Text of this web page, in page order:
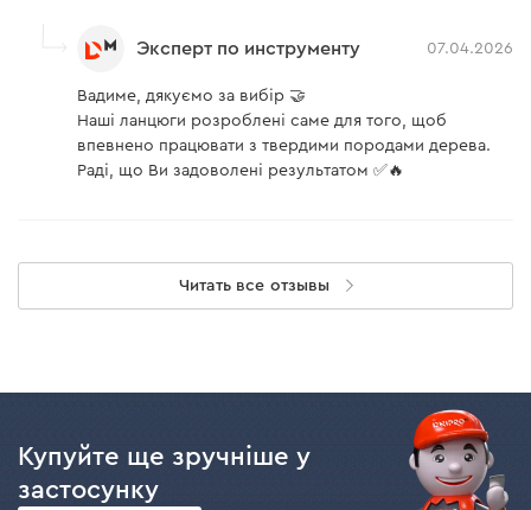
Эксперт по инструменту 07.04.2026
Вадиме, дякуємо за вибір 🤝
Наші ланцюги розроблені саме для того, щоб
впевнено працювати з твердими породами дерева.
Раді, що Ви задоволені результатом ✅🔥
Читать все отзывы
Купуйте ще зручніше у
застосунку